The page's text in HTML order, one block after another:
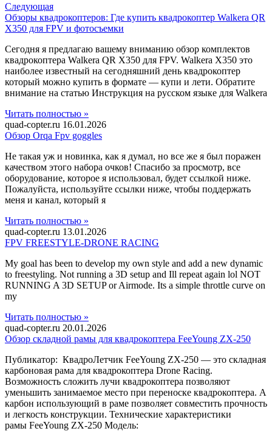
Следующая
Обзоры квадрокоптеров: Где купить квадрокоптер Walkera QR
X350 для FPV и фотосъемки
Сегодня я предлагаю вашему вниманию обзор комплектов
квадрокоптера Walkera QR X350 для FPV. Walkera X350 это
наиболее известный на сегодняшний день квадрокоптер
который можно купить в формате — купи и лети. Обратите
внимание на статью Инструкция на русском языке для Walkera
Читать полностью »
quad-copter.ru 16.01.2026
Обзор Orqa Fpv goggles
Не такая уж и новинка, как я думал, но все же я был поражен
качеством этого набора очков! Спасибо за просмотр, все
оборудование, которое я использовал, будет ссылкой ниже.
Пожалуйста, используйте ссылки ниже, чтобы поддержать
меня и канал, который я
Читать полностью »
quad-copter.ru 13.01.2026
FPV FREESTYLE-DRONE RACING
My goal has been to develop my own style and add a new dynamic
to freestyling. Not running a 3D setup and Ill repeat again lol NOT
RUNNING A 3D SETUP or Airmode. Its a simple throttle curve on
my
Читать полностью »
quad-copter.ru 20.01.2026
Обзор складной рамы для квадрокоптера FeeYoung ZX-250
Публикатор: КвадроЛетчик FeeYoung ZX-250 — это складная
карбоновая рама для квадрокоптера Drone Racing.
Возможность сложить лучи квадрокоптера позволяют
уменьшить занимаемое место при переноске квадрокоптера. А
карбон использующий в раме позволяет совместить прочность
и легкость конструкции. Технические характеристики
рамы FeeYoung ZX-250 Модель: